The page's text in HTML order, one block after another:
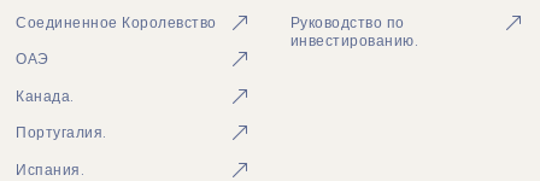
Соединенное Королевство
ОАЭ
Канада.
Португалия.
Испания.
Руководство по
инвестированию.